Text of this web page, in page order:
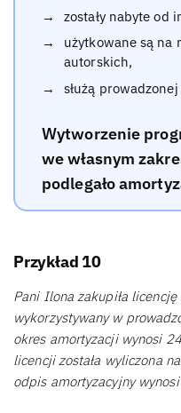
zostały nabyte od
użytkowane są na
autorskich,
służą
Wytworzenie
we własnym
podlegało
Przykład 10
Pani Ilona zakupiła
wykorzystywany w
okres amortyzacji wynosi
licencji została wyliczona
odpis amortyzacyjny